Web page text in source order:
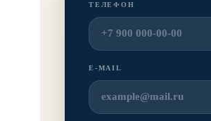
ТЕЛЕФОН
E-MAIL